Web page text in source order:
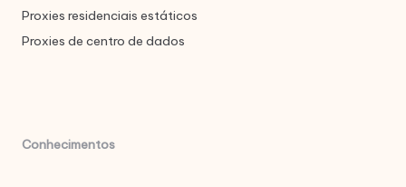
Proxies residenciais estáticos
Proxies de centro de dados
Conhecimentos